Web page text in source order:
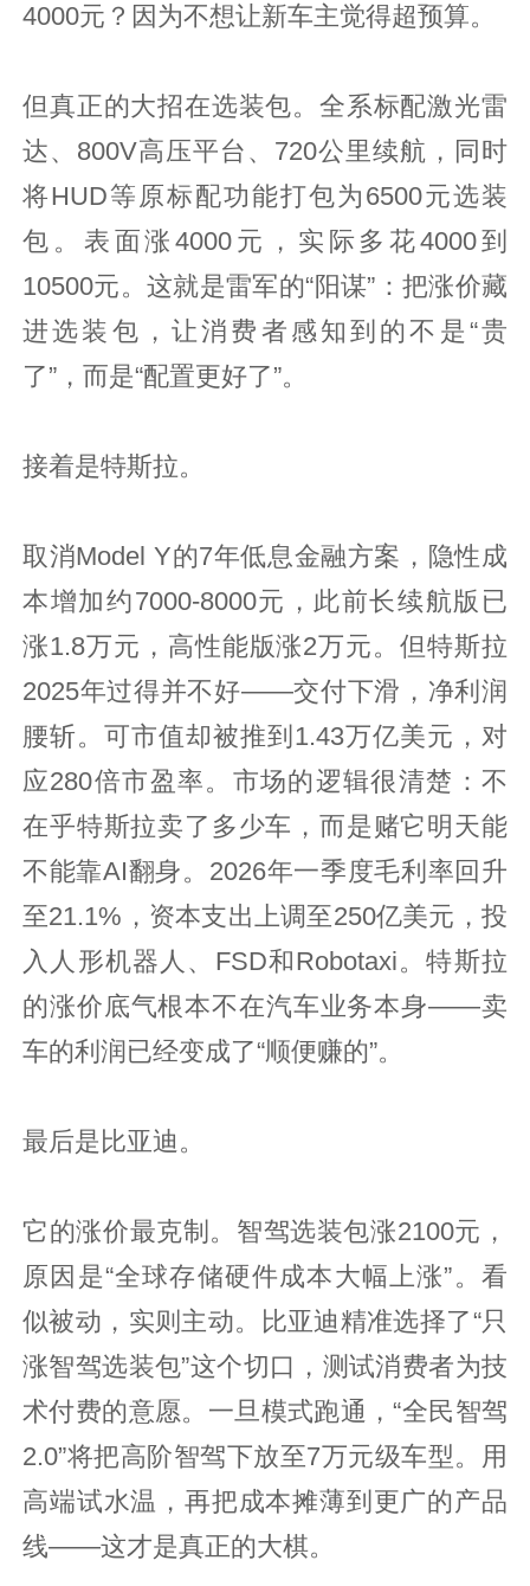
4000元？因为不想让新车主觉得超预算。
但真正的大招在选装包。全系标配激光雷
达、800V高压平台、720公里续航，同时
将HUD等原标配功能打包为6500元选装
包。表面涨4000元，实际多花4000到
10500元。这就是雷军的“阳谋”：把涨价藏
进选装包，让消费者感知到的不是“贵
了”，而是“配置更好了”。
接着是特斯拉。
取消Model Y的7年低息金融方案，隐性成
本增加约7000-8000元，此前长续航版已
涨1.8万元，高性能版涨2万元。但特斯拉
2025年过得并不好——交付下滑，净利润
腰斩。可市值却被推到1.43万亿美元，对
应280倍市盈率。市场的逻辑很清楚：不
在乎特斯拉卖了多少车，而是赌它明天能
不能靠AI翻身。2026年一季度毛利率回升
至21.1%，资本支出上调至250亿美元，投
入人形机器人、FSD和Robotaxi。特斯拉
的涨价底气根本不在汽车业务本身——卖
车的利润已经变成了“顺便赚的”。
最后是比亚迪。
它的涨价最克制。智驾选装包涨2100元，
原因是“全球存储硬件成本大幅上涨”。看
似被动，实则主动。比亚迪精准选择了“只
涨智驾选装包”这个切口，测试消费者为技
术付费的意愿。一旦模式跑通，“全民智驾
2.0”将把高阶智驾下放至7万元级车型。用
高端试水温，再把成本摊薄到更广的产品
线——这才是真正的大棋。